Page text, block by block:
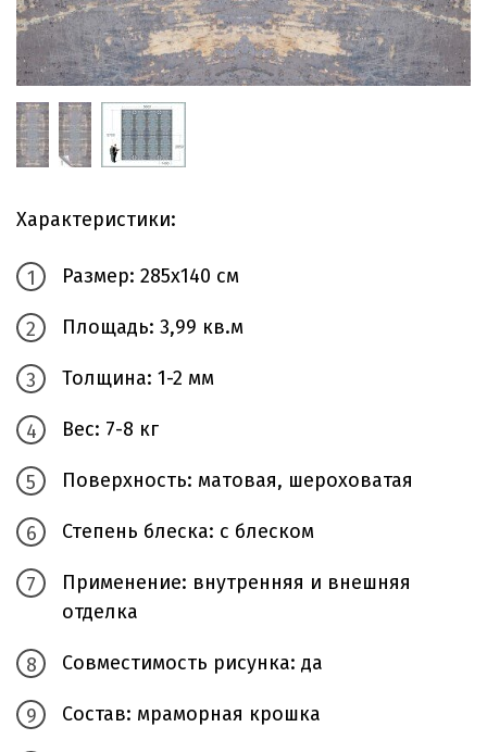
Характеристики:
Размер: 285х140 см
Площадь: 3,99 кв.м
Толщина: 1-2 мм
Вес: 7-8 кг
Поверхность: матовая, шероховатая
Степень блеска: с блеском
Применение: внутренняя и внешняя
отделка
Совместимость рисунка: да
Состав: мраморная крошка